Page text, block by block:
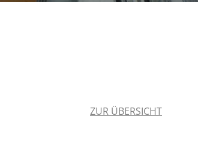
ZUR ÜBERSICHT